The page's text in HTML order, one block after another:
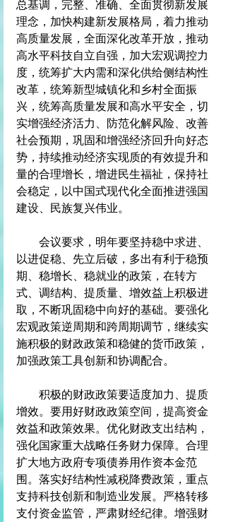
总基调，完整、准确、全面贯彻新发展
理念，加快构建新发展格局，着力推动
高质量发展，全面深化改革开放，推动
高水平科技自立自强，加大宏观调控力
度，统筹扩大内需和深化供给侧结构性
改革，统筹新型城镇化和乡村全面振
兴，统筹高质量发展和高水平安全，切
实增强经济活力、防范化解风险、改善
社会预期，巩固和增强经济回升向好态
势，持续推动经济实现质的有效提升和
量的合理增长，增进民生福祉，保持社
会稳定，以中国式现代化全面推进强国
建设、民族复兴伟业。
会议要求，明年要坚持稳中求进、
以进促稳、先立后破，多出有利于稳预
期、稳增长、稳就业的政策，在转方
式、调结构、提质量、增效益上积极进
取，不断巩固稳中向好的基础。要强化
宏观政策逆周期和跨周期调节，继续实
施积极的财政政策和稳健的货币政策，
加强政策工具创新和协调配合。
积极的财政政策要适度加力、提质
增效。要用好财政政策空间，提高资金
效益和政策效果。优化财政支出结构，
强化国家重大战略任务财力保障。合理
扩大地方政府专项债券用作资本金范
围。落实好结构性减税降费政策，重点
支持科技创新和制造业发展。严格转移
支付资金监管，严肃财经纪律。增强财